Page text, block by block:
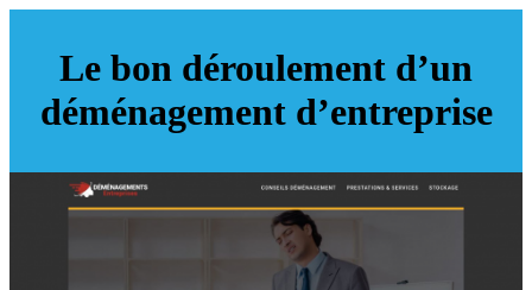
Le bon déroulement d’un
déménagement d’entreprise